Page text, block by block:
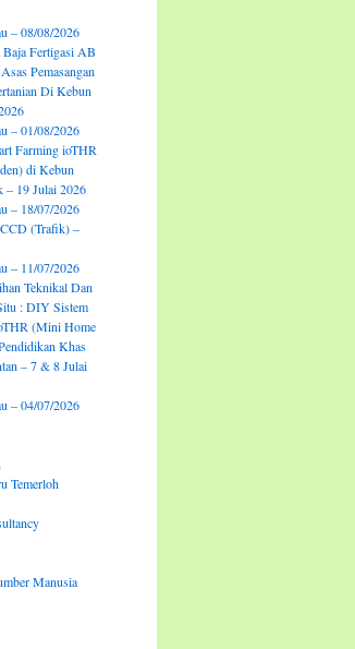
– 08/08/2026
Fertigasi AB
Pemasangan
Di Kebun
– 01/08/2026
Farming ioTHR
di Kebun
– 19 Julai 2026
– 18/07/2026
(Trafik) –
– 11/07/2026
Teknikal Dan
: DIY Sistem
(Mini Home
Khas
– 7 & 8 Julai
– 04/07/2026
Temerloh
Manusia